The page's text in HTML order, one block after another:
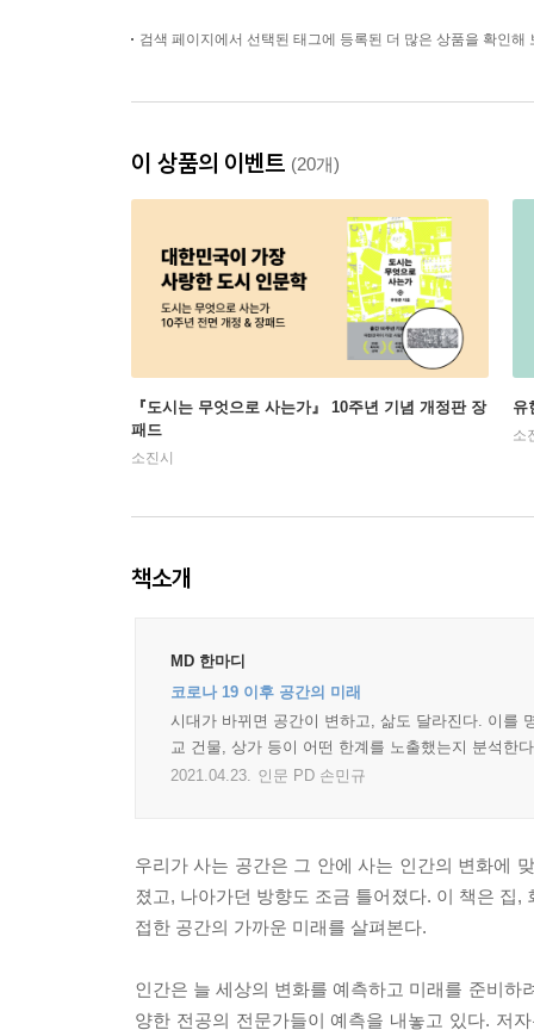
검색 페이지에서 선택된 태그에 등록된 더 많은 상품을 확인해
이 상품의 이벤트 (20개)
『도시는 무엇으로 사는가』 10주년 기념 개정판 장
패드
소진시
유
소
책소개
MD 한마디
코로나 19 이후 공간의 미래
시대가 바뀌면 공간이 변하고, 삶도 달라진다. 이를
교 건물, 상가 등이 어떤 한계를 노출했는지 분석한
2021.04.23. 인문 PD 손민규
우리가 사는 공간은 그 안에 사는 인간의 변화에
졌고, 나아가던 방향도 조금 틀어졌다. 이 책은 집
접한 공간의 가까운 미래를 살펴본다.
인간은 늘 세상의 변화를 예측하고 미래를 준비
양한 전공의 전문가들이 예측을 내놓고 있다. 저